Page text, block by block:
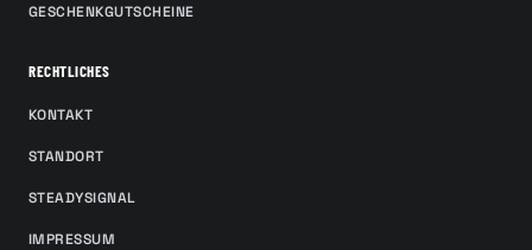
GESCHENKGUTSCHEINE
RECHTLICHES
KONTAKT
STANDORT
STEADYSIGNAL
IMPRESSUM